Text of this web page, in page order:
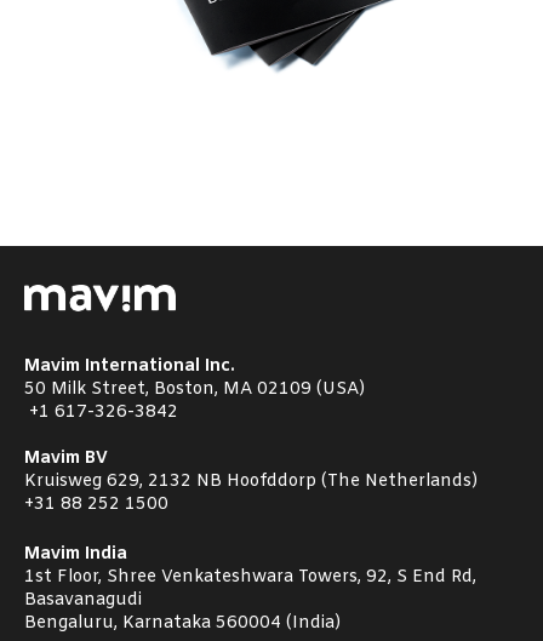
Mavim International Inc.
50 Milk Street, Boston, MA 02109 (USA)
+1 617-326-3842
Mavim BV
Kruisweg 629, 2132 NB Hoofddorp (The Netherlands)
+31 88 252 1500
Mavim India
1st Floor, Shree Venkateshwara Towers, 92, S End Rd,
Basavanagudi
Bengaluru, Karnataka 560004 (India)